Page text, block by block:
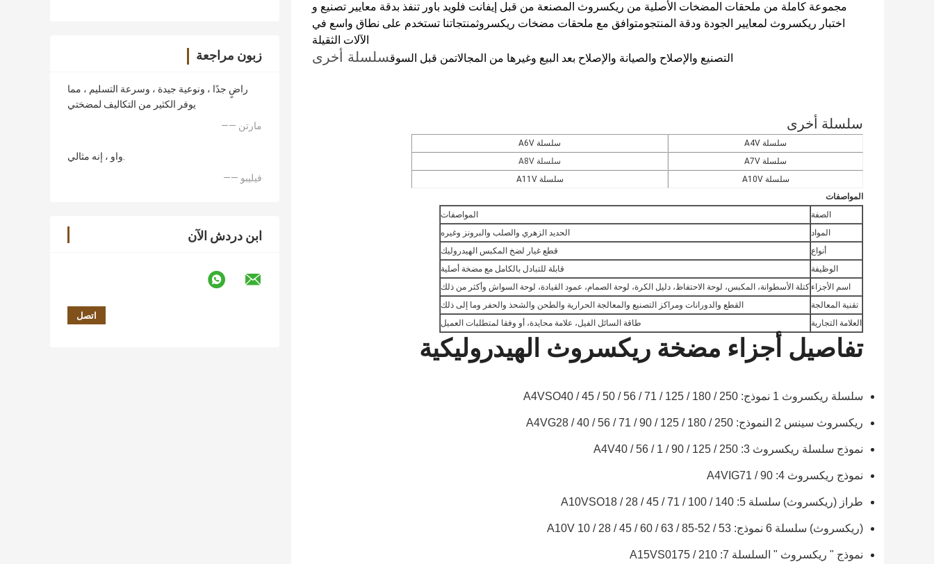
زبون مراجعة
راضٍ جدًا ، ونوعية جيدة ، وسرعة التسليم ، مما
يوفر الكثير من التكاليف لمضختي
—— مارتن
واو ، إنه مثالي.
—— فيليبو
ابن دردش الآن
مجموعة كاملة من ملحقات المضخات الأصلية من ريكسروث المصنعة من قبل إيفانت فلويد باور تنفذ بدقة معايير تصنيع و
اختبار ريكسروث لمعايير الجودة ودقة المنتجومتوافق مع ملحقات مضخات ريكسروثمنتجاتنا تستخدم على نطاق واسع في
الآلات الثقيلة
التصنيع والإصلاح والصيانة والإصلاح بعد البيع وغيرها من المجالاتمن قبل السوقسلسلة أخرى
سلسلة أخرى
سلسلة A4V
سلسلة A6V
سلسلة A7V
سلسلة A8V
سلسلة A10V
سلسلة A11V
المواصفات
الصفة
المواصفات
المواد
الحديد الزهري والصلب والبرونز وغيره
أنواع
قطع غيار لضخ المكبس الهيدروليك
الوظيفة
قابلة للتبادل بالكامل مع مضخة أصلية
اسم الأجزاء كتلة الأسطوانة، المكبس، لوحة الاحتفاظ، دليل الكرة، لوحة الصمام، عمود القيادة، لوحة السواش وأكثر من ذلك
تقنية المعالجة
القطع والدورانات ومراكز التصنيع والمعالجة الحرارية والطحن والشحذ والحفر وما إلى ذلك
العلامة التجارية
طاقة السائل الفيل، علامة محايدة، أو وفقا لمتطلبات العميل
تفاصيل أجزاء مضخة ريكسروث الهيدروليكية
سلسلة ريكسروث 1 نموذج: A4VSO40 / 45 / 50 / 56 / 71 / 125 / 180 / 250
ريكسروث سينس 2 النموذج: A4VG28 / 40 / 56 / 71 / 90 / 125 / 180 / 250
نموذج سلسلة ريكسروث 3: A4V40 / 56 / 1 / 90 / 125 / 250
نموذج ريكسروث 4: A4VIG71 / 90
طراز (ريكسروث) سلسلة 5: A10VSO18 / 28 / 45 / 71 / 100 / 140
(ريكسروث) سلسلة 6 نموذج: A10V 10 / 28 / 45 / 60 / 63 / 85-52 / 53
نموذج " ريكسروث " السلسلة 7: A15VS0175 / 210